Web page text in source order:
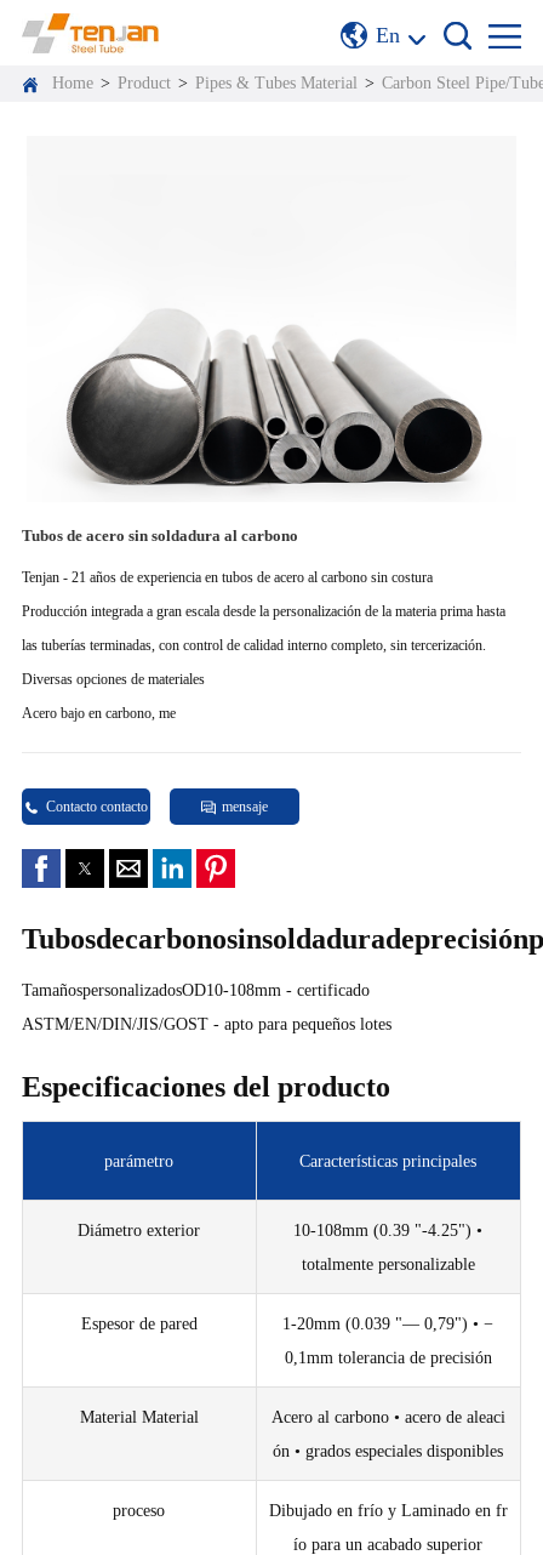
En
Home > Product > Pipes & Tubes Material > Carbon Steel Pipe/
Tubos de acero sin soldadura al carbono
Tenjan - 21 años de experiencia en tubos de acero al carbono sin costura
Producción integrada a gran escala desde la personalización de la materia prima hasta
las tuberías terminadas, con control de calidad interno completo, sin tercerización.
Diversas opciones de materiales
Acero bajo en carbono, me
Contacto contacto mensaje
TamañospersonalizadosOD10-108mm - certificado
ASTM/EN/DIN/JIS/GOST - apto para pequeños lotes
Especificaciones del producto
parámetro Características principales
Diámetro exterior
10-108mm (0.39 "-4.25") •
totalmente personalizable
Espesor de pared
1-20mm (0.039 "— 0,79") • −
0,1mm tolerancia de precisión
Material Material
Acero al carbono • acero de aleaci
ón • grados especiales disponibles
proceso
Dibujado en frío y Laminado en fr
ío para un acabado superior